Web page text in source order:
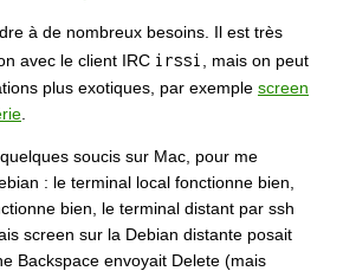
à de nombreux besoins. Il est très
avec le client IRC irssi
, mais on peut
plus exotiques, par exemple screen
soucis sur Mac, pour me
: le terminal local fonctionne bien,
bien, le terminal distant par ssh
screen sur la Debian distante posait
Backspace envoyait Delete (mais